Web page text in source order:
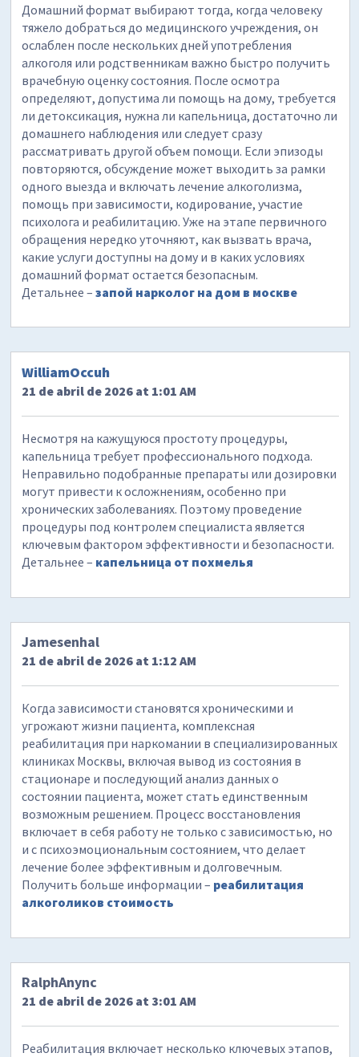
Домашний формат выбирают тогда, когда человеку
тяжело добраться до медицинского учреждения, он
ослаблен после нескольких дней употребления
алкоголя или родственникам важно быстро получить
врачебную оценку состояния. После осмотра
определяют, допустима ли помощь на дому, требуется
ли детоксикация, нужна ли капельница, достаточно ли
домашнего наблюдения или следует сразу
рассматривать другой объем помощи. Если эпизоды
повторяются, обсуждение может выходить за рамки
одного выезда и включать лечение алкоголизма,
помощь при зависимости, кодирование, участие
психолога и реабилитацию. Уже на этапе первичного
обращения нередко уточняют, как вызвать врача,
какие услуги доступны на дому и в каких условиях
домашний формат остается безопасным.
Детальнее –запой нарколог на дом в москве
WilliamOccuh
21 de abril de 2026 at 1:01 AM
Несмотря на кажущуюся простоту процедуры,
капельница требует профессионального подхода.
Неправильно подобранные препараты или дозировки
могут привести к осложнениям, особенно при
хронических заболеваниях. Поэтому проведение
процедуры под контролем специалиста является
ключевым фактором эффективности и безопасности.
Детальнее – капельница от похмелья
Jamesenhal
21 de abril de 2026 at 1:12 AM
Когда зависимости становятся хроническими и
угрожают жизни пациента, комплексная
реабилитация при наркомании в специализированных
клиниках Москвы, включая вывод из состояния в
стационаре и последующий анализ данных о
состоянии пациента, может стать единственным
возможным решением. Процесс восстановления
включает в себя работу не только с зависимостью, но
и с психоэмоциональным состоянием, что делает
лечение более эффективным и долговечным.
Получить больше информации – реабилитация
алкоголиков стоимость
RalphAnync
21 de abril de 2026 at 3:01 AM
Реабилитация включает несколько ключевых этапов,